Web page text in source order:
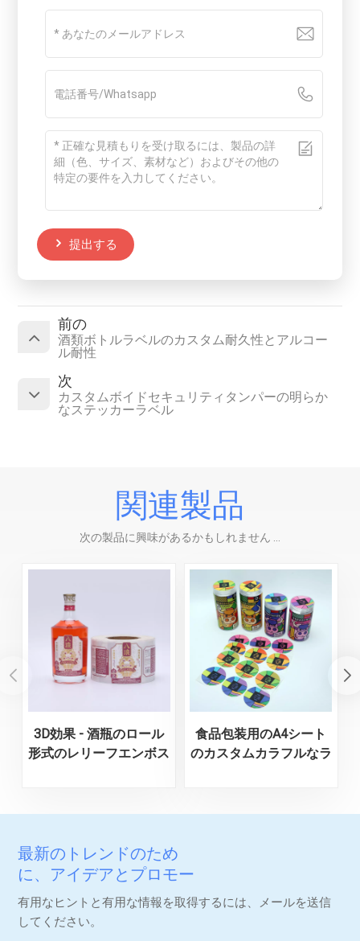
提出する
前の
酒類ボトルラベルのカスタム耐久性とアルコー
ル耐性
次
カスタムボイドセキュリティタンパーの明らか
なステッカーラベル
関連製品
次の製品に興味があるかもしれません ...
3D効果 - 酒瓶のロール
形式のレリーフエンボス
食品包装用のA4シート
のカスタムカラフルなラ
最新のトレンドのため
に、アイデアとプロモー
ション。
有用なヒントと有用な情報を取得するには、メールを送信
してください。